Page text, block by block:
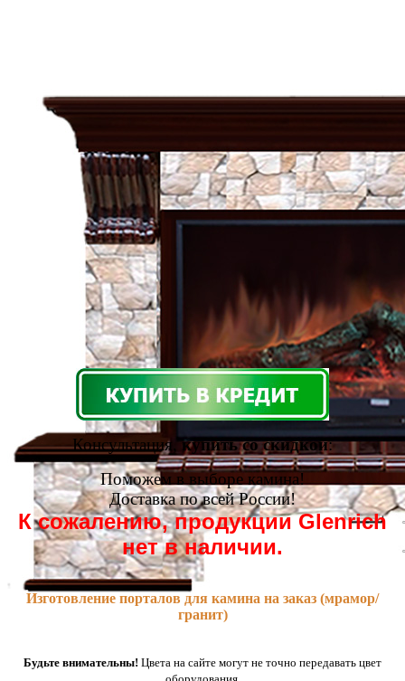
Консультация,купить со скидкой:
Поможем в выборе камина!
Доставка по всей России!
К сожалению, продукции Glenrich
нет в наличии.
Изготовление порталов для камина на заказ (мрамор/
гранит)
Будьте внимательны! Цвета на сайте могут не точно передавать цвет